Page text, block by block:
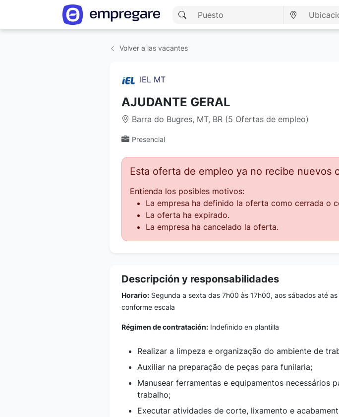
Volver a las vacantes
IEL MT
AJUDANTE GERAL
Barra do Bugres, MT, BR (5 Ofertas de empleo)
Presencial
Esta oferta de empleo ya no recibe nuevos
Entienda los posibles motivos:
La empresa ha definido la oferta como cerrada o
La oferta ha expirado.
La empresa ha cancelado la oferta.
Descripción y responsabilidades
Horario: Segunda a sexta das 7h00 às 17h00, aos sábados até
conforme escala
Régimen de contratación: Indefinido en plantilla
Realizar a limpeza e organização do ambiente de
Auxiliar na preparação de peças para funilaria;
Manusear ferramentas e equipamentos necessários
trabalho;
Executar atividades de corte, lixamento e